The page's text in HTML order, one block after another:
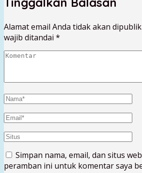
Alamat email Anda tidak akan
wajib ditandai *
Simpan nama, email, dan situs
peramban ini untuk komentar saya